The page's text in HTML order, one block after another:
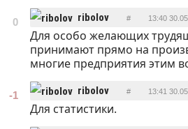
0 ribolov # 13:40
Для особо желающих
принимают прямо на
многие предприятия этим
-1 ribolov # 13:41
Для статистики.